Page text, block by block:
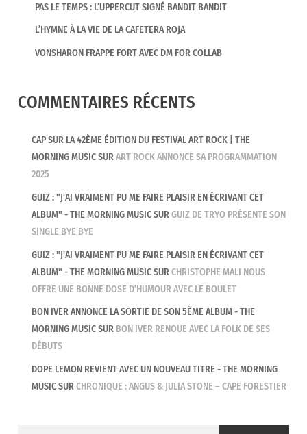
PAS LE TEMPS : L’UPPERCUT SIGNÉ BANDIT BANDIT
L’HYMNE À LA VIE DE LA CAFETERA ROJA
VONSHARON FRAPPE FORT AVEC DM FOR COLLAB
COMMENTAIRES RÉCENTS
CAP SUR LA 42ÈME ÉDITION DU FESTIVAL ART ROCK | THE
MORNING MUSICSURART ROCK ANNONCE SA PROGRAMMATION
2025
GUIZ : "J'AI VRAIMENT PU ME FAIRE PLAISIR EN ÉCRIVANT CET
ALBUM" - THE MORNING MUSICSURGUIZ DE TRYO PRÉSENTE SON
SINGLE BYE BYE
GUIZ : "J'AI VRAIMENT PU ME FAIRE PLAISIR EN ÉCRIVANT CET
ALBUM" - THE MORNING MUSICSURCHRISTOPHE MALI NOUS
OFFRE UNE BONNE DOSE D’HUMOUR AVEC LE BOULET
BON IVER ANNONCE LA SORTIE DE SON 5ÈME ALBUM - THE
MORNING MUSICSUR BON IVER RENOUE AVEC LA FOLK DE SES
DÉBUTS
DOPE LEMON REVIENT AVEC UN NOUVEAU TITRE - THE MORNING
MUSICSURCHRONIQUE : ANGUS & JULIA STONE – CAPE FORESTIER